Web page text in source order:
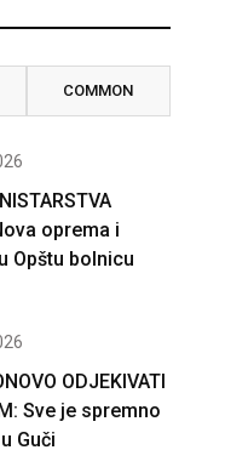
COMMON
oprema i
Opštu bolnicu
ODJEKIVATI
Sve je spremno
Guči